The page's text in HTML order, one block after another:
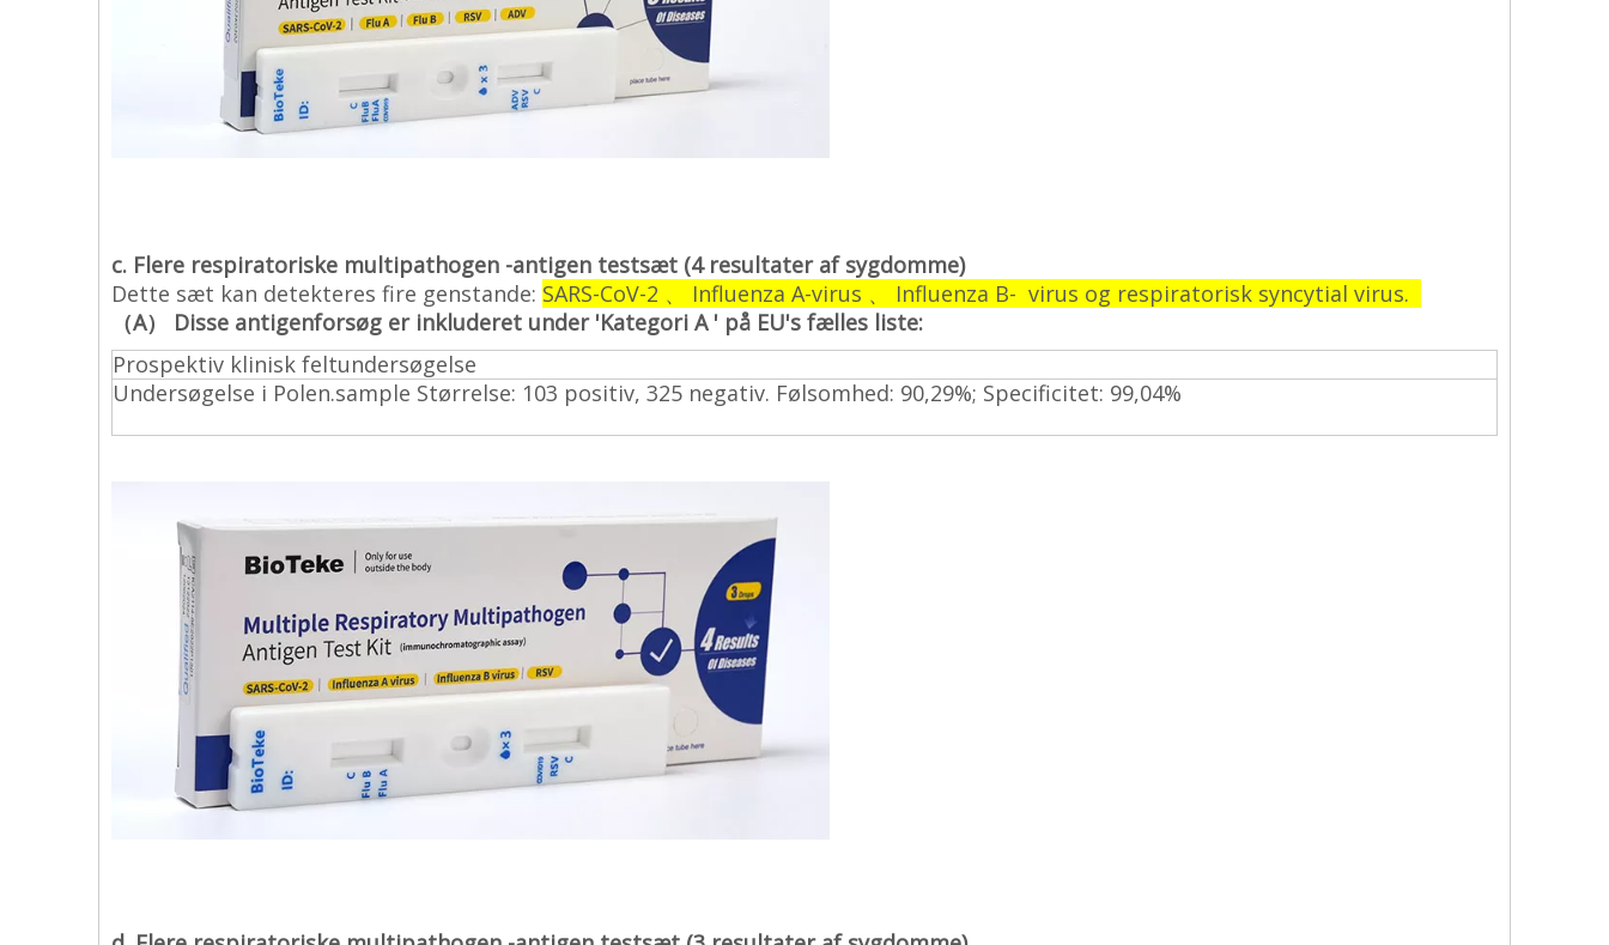
c. Flere respiratoriske multipathogen -antigen testsæt (4 resultater af sygdomme)
Dette sæt kan detekteres fire genstande: SARS-CoV-2 、 Influenza A-virus 、 Influenza B- virus og respiratorisk syncytial virus.
（A） Disse antigenforsøg er inkluderet under 'Kategori A ' på EU's fælles liste:
Prospektiv klinisk feltundersøgelse
Undersøgelse i Polen.sample Størrelse: 103 positiv, 325 negativ. Følsomhed: 90,29%; Specificitet: 99,04%